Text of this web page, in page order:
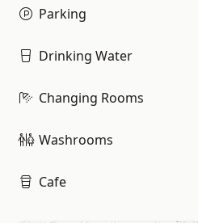
Parking
Drinking Water
Changing Rooms
Washrooms
Cafe